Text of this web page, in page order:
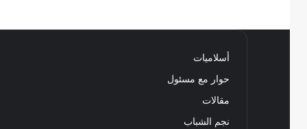
أسلاميات
حوار مع مسئول
مقالات
نجم الشباب